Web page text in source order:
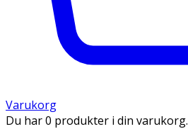
Varukorg
Du har 0 produkter i din varukorg.